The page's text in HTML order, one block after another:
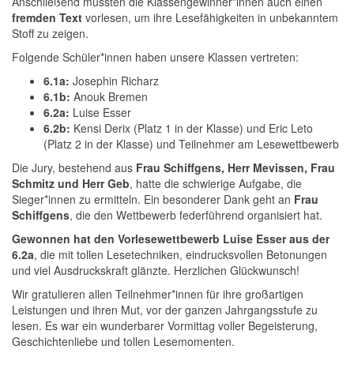
fremden Text vorlesen, um ihre Lesefähigkeiten in unbekanntem
Stoff zu zeigen.
Folgende Schüler*innen haben unsere Klassen vertreten:
6.1a: Josephin Richarz
6.1b: Anouk Bremen
6.2a: Luise Esser
6.2b: Kensi Derix (Platz 1 in der Klasse) und Eric Leto
(Platz 2 in der Klasse) und Teilnehmer am Lesewettbewerb
Die Jury, bestehend aus Frau Schiffgens, Herr Mevissen, Frau
Schmitz und Herr Geb, hatte die schwierige Aufgabe, die
Sieger*innen zu ermitteln. Ein besonderer Dank geht an Frau
Schiffgens, die den Wettbewerb federführend organisiert hat.
Gewonnen hat den Vorlesewettbewerb Luise Esser aus der
6.2a, die mit tollen Lesetechniken, eindrucksvollen Betonungen
und viel Ausdruckskraft glänzte. Herzlichen Glückwunsch!
Wir gratulieren allen Teilnehmer*innen für ihre großartigen
Leistungen und ihren Mut, vor der ganzen Jahrgangsstufe zu
lesen. Es war ein wunderbarer Vormittag voller Begeisterung,
Geschichtenliebe und tollen Lesemomenten.